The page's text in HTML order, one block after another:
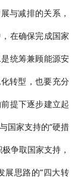
与减排的关系，
在确保完成国家
统筹兼顾能源安
转型，也要充分
提下逐步建立起
国家支持的“硬措
争取国家支持，
展思路的“四大转